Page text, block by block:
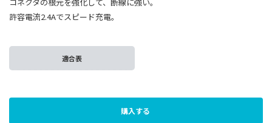
許容電流2.4Aでスピード充電。
適合表
購入する